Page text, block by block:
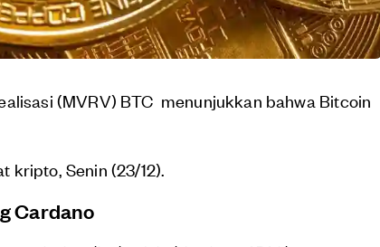
(MVRV) BTC menunjukkan bahwa Bitcoin
kripto, Senin (23/12).
Cardano